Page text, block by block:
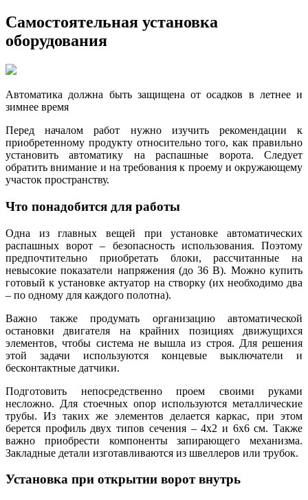
Самостоятельная установка
оборудования
Автоматика должна быть защищена от осадков в летнее и
зимнее время
Перед началом работ нужно изучить рекомендации к
приобретенному продукту относительно того, как правильно
установить автоматику на распашные ворота. Следует
обратить внимание и на требования к проему и окружающему
участок пространству.
Что понадобится для работы
Одна из главных вещей при установке автоматических
распашных ворот – безопасность использования. Поэтому
предпочтительно приобретать блоки, рассчитанные на
невысокие показатели напряжения (до 36 В). Можно купить
готовый к установке актуатор на створку (их необходимо два
– по одному для каждого полотна).
Важно также продумать организацию автоматической
остановки двигателя на крайних позициях движущихся
элементов, чтобы система не вышла из строя. Для решения
этой задачи используются концевые выключатели и
бесконтактные датчики.
Подготовить непосредственно проем своими руками
несложно. Для стоечных опор используются металлические
трубы. Из таких же элементов делается каркас, при этом
берется профиль двух типов сечения – 4х2 и 6х6 см. Также
важно приобрести компоненты запирающего механизма.
Закладные детали изготавливаются из швеллеров или трубок.
Установка при открытии ворот внутрь